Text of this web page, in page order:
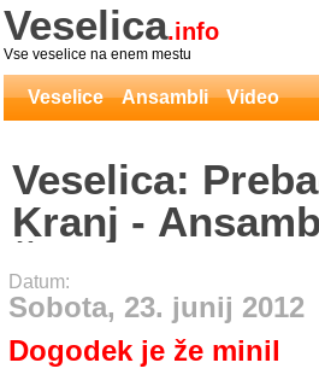
Veselica.info
Vse veselice na enem mestu
Veselice Ansambli Video
Veselica:
Kranj -
Žlindre
Datum:
Sobota, 23. junij 2012
Dogodek je že minil